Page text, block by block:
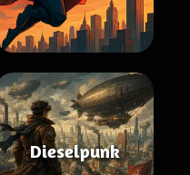
Dieselpunk